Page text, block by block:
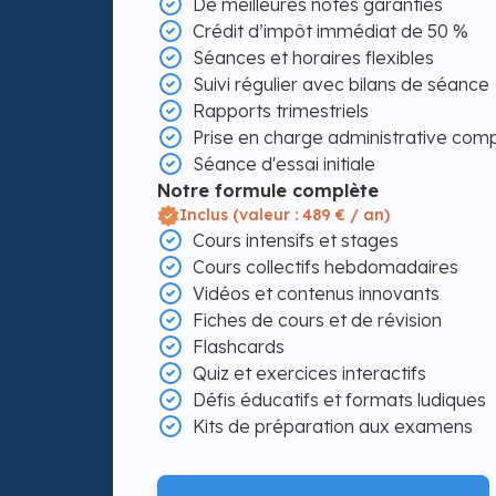
De meilleures notes garanties
Crédit d’impôt immédiat de 50 %
Séances et horaires flexibles
Suivi régulier avec bilans de séance
Rapports trimestriels
Prise en charge administrative
Séance d'essai initiale
Notre formule complète
Inclus (valeur : 489 € / an)
Cours intensifs et stages
Cours collectifs hebdomadaires
Vidéos et contenus innovants
Fiches de cours et de révision
Flashcards
Quiz et exercices interactifs
Défis éducatifs et formats ludiques
Kits de préparation aux examens